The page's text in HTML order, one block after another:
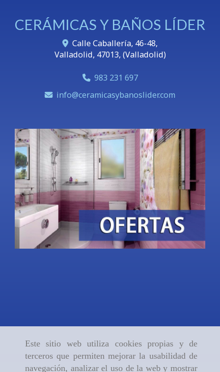
Este sitio web utiliza cookies propias y de
terceros que permiten mejorar la usabilidad de
navegación, analizar el uso de la web y mostrar
CERÁMICAS Y BAÑOS LÍDER
Calle Caballería, 46-48,
Valladolid, 47013, (Valladolid)
983 231 697
info
ceramicasybanoslider.com